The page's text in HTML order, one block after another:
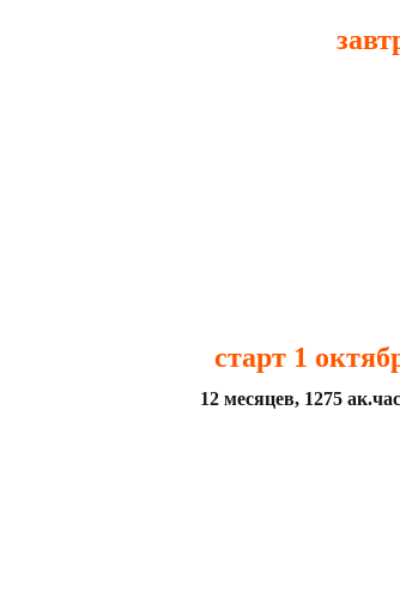
старт 1
12 месяцев, 1275